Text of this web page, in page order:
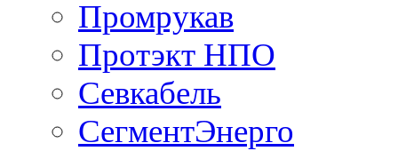
Промрукав
Протэкт НПО
Севкабель
СегментЭнерго